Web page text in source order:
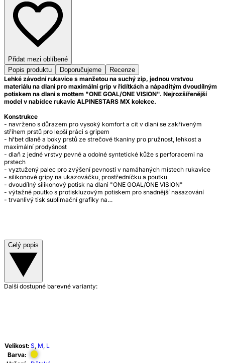
Přidat mezi oblíbené
Popis produktu
Doporučujeme
Recenze
Lehké závodní rukavice s manžetou na suchý zip, jednou vrstvou
materiálu na dlani pro maximální grip v řídítkách a nápaditým dvoudílným
potiskem na dlani s mottem "ONE GOAL/ONE VISION". Nejrozšířenější
model v nabídce rukavic ALPINESTARS MX kolekce.
Konstrukce
- navrženo s důrazem pro vysoký komfort a cit v dlani se zakřiveným
střihem prstů pro lepší práci s gripem
- hřbet dlaně a boky prstů ze strečové tkaniny pro pružnost, lehkost a
maximální prodyšnost
- dlaň z jedné vrstvy pevné a odolné syntetické kůže s perforacemi na
prstech
- vyztužený palec pro zvýšení pevnosti v namáhaných místech rukavice
- silikonové gripy na ukazováčku, prostředníčku a poutku
- dvoudílný silikonový potisk na dlani "ONE GOAL/ONE VISION"
- výtažné poutko s protiskluzovým potiskem pro snadnější nasazování
- trvanlivý tisk sublimační grafiky na…
Celý popis
Další dostupné barevné varianty:
Velikost: S, M, L
Barva: